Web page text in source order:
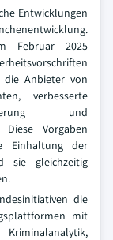
Entwicklungen
Februar 2025
Anbieter von
verbesserte
und
Vorgaben
Einhaltung der
sie gleichzeitig
die
mit